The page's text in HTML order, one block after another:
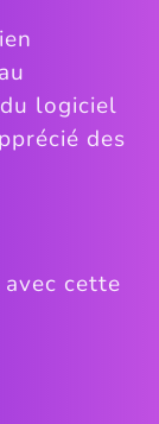
logiciel
des
cette